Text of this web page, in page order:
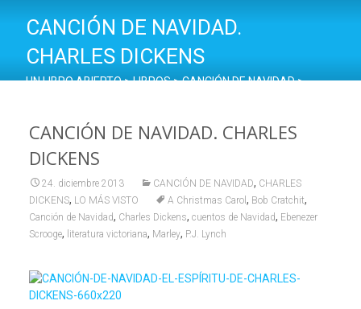
CANCIÓN DE NAVIDAD.
CHARLES DICKENS
UN LIBRO ABIERTO>LIBROS>CANCIÓN DE NAVIDAD>
CANCIÓN DE NAVIDAD. CHARLES
DICKENS
24. diciembre 2013 CANCIÓN DE NAVIDAD, CHARLES
DICKENS, LO MÁS VISTO A Christmas Carol , Bob Cratchit,
Canción de Navidad, Charles Dickens, cuentos de Navidad, Ebenezer
Scrooge, literatura victoriana, Marley, P.J. Lynch